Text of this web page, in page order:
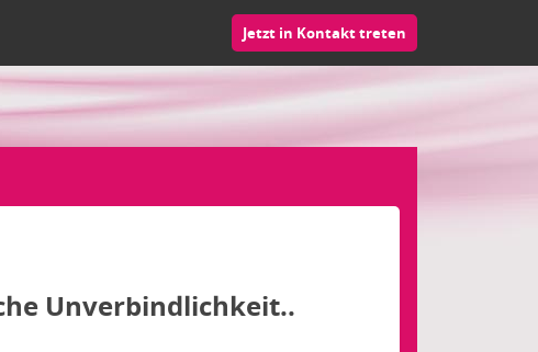
Jetzt in Kontakt treten
Unverbindlichkeit..